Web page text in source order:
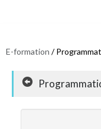
E-formation /